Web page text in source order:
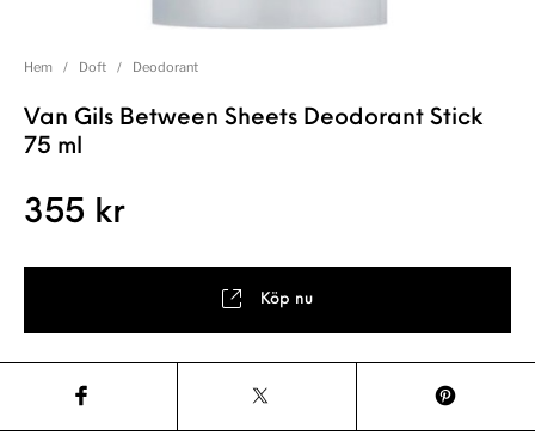
Hem / Doft / Deodorant
Van Gils Between Sheets Deodorant Stick
75 ml
355 kr
Köp nu